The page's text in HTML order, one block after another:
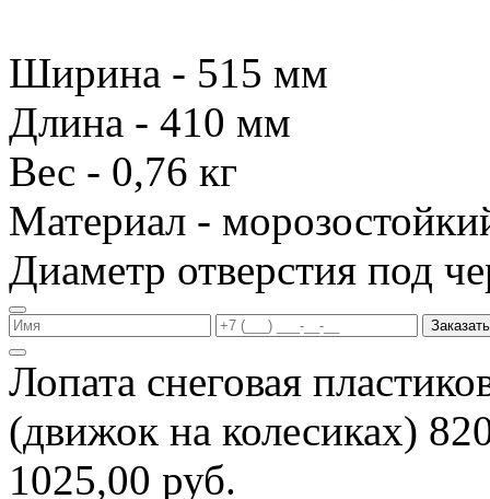
Ширина - 515 мм
Длина - 410 мм
Вес - 0,76 кг
Материал -
Диаметр отверстия под
Заказать
Лопата снеговая
(движок на колесиках)
1025,00 руб.